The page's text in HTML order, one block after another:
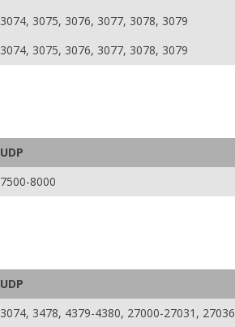
3074, 3075, 3076, 3077, 3078, 3079
3074, 3075, 3076, 3077, 3078, 3079
UDP
7500-8000
UDP
3074, 3478, 4379-4380, 27000-27031, 27036